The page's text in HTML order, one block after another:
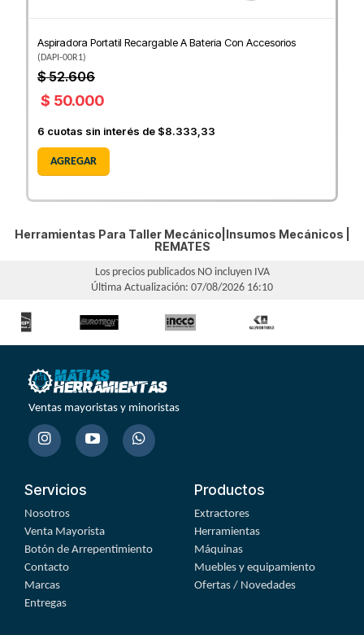
Aspiradora Portatil Recargable A Bateria Con Accesorios
(DAPI-00R1)
$ 52.606
$ 50.000
6 cuotas sin interés de $8.333,33
AGREGAR
Herramientas Para Taller Mecánico|Insumos Mecánicos |
REMATES
Los precios publicados NO incluyen IVA
Última Actualización: 07/08/2026 16:10
Ventas mayoristas y minoristas
Servicios
Nosotros
Venta Mayorista
Botón de Arrepentimiento
Contacto
Marcas
Entregas
Productos
Extractores
Herramientas
Máquinas
Muebles y equipamiento
Ofertas / Novedades